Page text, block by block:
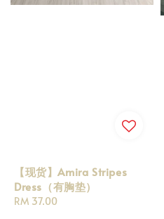
【现货】Amira Stripes
Dress（有胸垫）
Regular
RM 37.00